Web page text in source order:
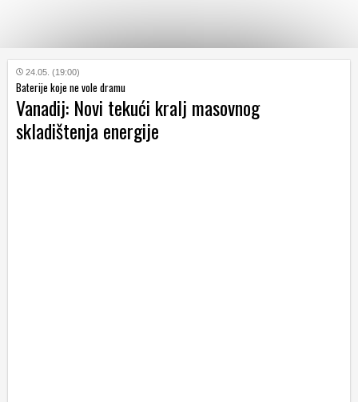
KATEGORIJE
HRVATSKI
WEB
24.05. (19:00)
Baterije koje ne vole dramu
Vanadij: Novi tekući kralj masovnog
skladištenja energije